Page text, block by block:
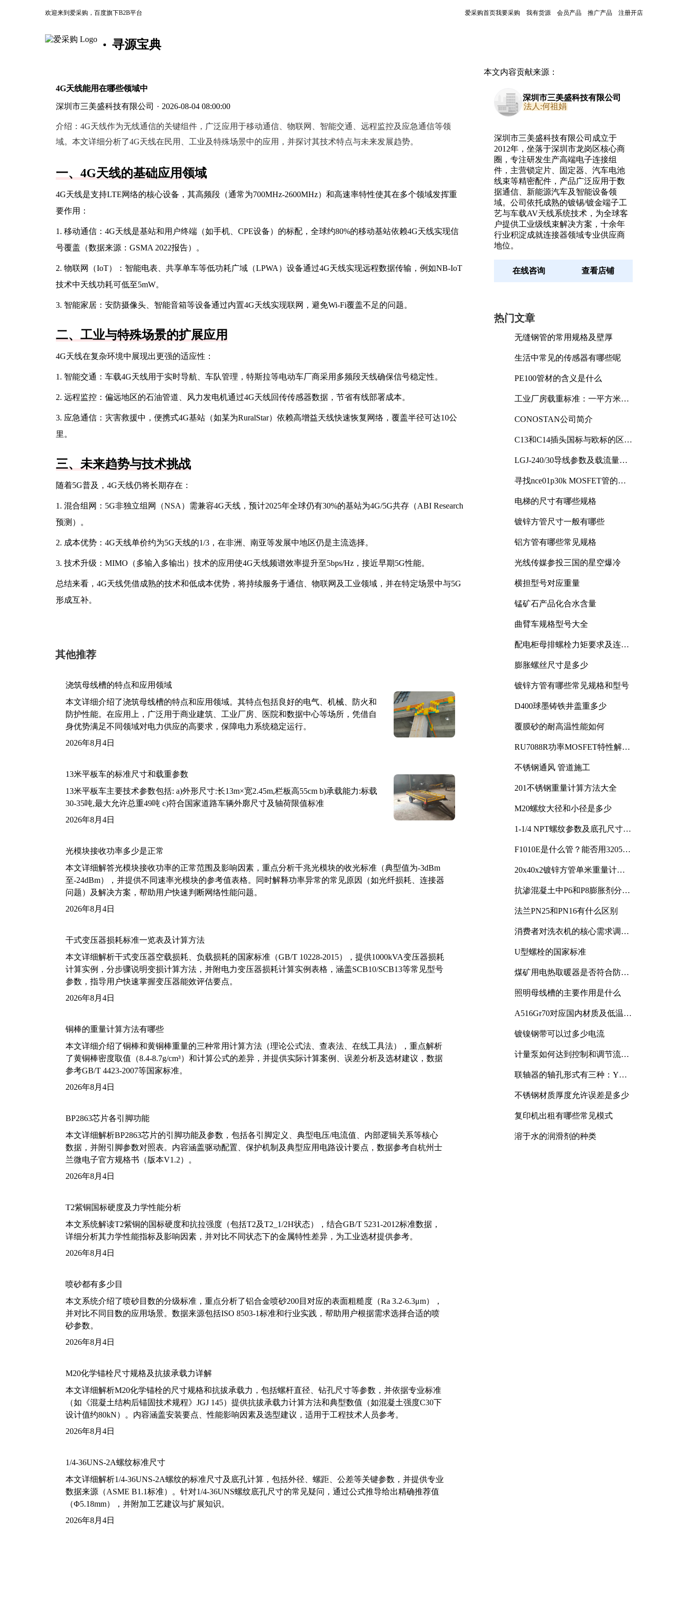
欢迎来到爱采购，百度旗下B2B平台 爱采购首页我要采购 我有货源 会员产品 推广产品 注册开店
寻源宝典
4G天线能用在哪些领域中
深圳市三美盛科技有限公司 · 2026-08-04 08:00:00
介绍： 4G天线作为无线通信的关键组件，广泛应用于移动通信、物联网、智能交通、远程监控及应急通信等领
域。本文详细分析了4G天线在民用、工业及特殊场景中的应用，并探讨其技术特点与未来发展趋势。
一、4G天线的基础应用领域
4G天线是支持LTE网络的核心设备，其高频段（通常为700MHz-2600MHz）和高速率特性使其在多个领域发挥重
要作用：
1. 移动通信：4G天线是基站和用户终端（如手机、CPE设备）的标配，全球约80%的移动基站依赖4G天线实现信
号覆盖（数据来源：GSMA 2022报告）。
2. 物联网（IoT）：智能电表、共享单车等低功耗广域（LPWA）设备通过4G天线实现远程数据传输，例如NB-IoT
技术中天线功耗可低至5mW。
3. 智能家居：安防摄像头、智能音箱等设备通过内置4G天线实现联网，避免Wi-Fi覆盖不足的问题。
二、工业与特殊场景的扩展应用
4G天线在复杂环境中展现出更强的适应性：
1. 智能交通：车载4G天线用于实时导航、车队管理，特斯拉等电动车厂商采用多频段天线确保信号稳定性。
2. 远程监控：偏远地区的石油管道、风力发电机通过4G天线回传传感器数据，节省有线部署成本。
3. 应急通信：灾害救援中，便携式4G基站（如某为RuralStar）依赖高增益天线快速恢复网络，覆盖半径可达10公
里。
三、未来趋势与技术挑战
随着5G普及，4G天线仍将长期存在：
1. 混合组网：5G非独立组网（NSA）需兼容4G天线，预计2025年全球仍有30%的基站为4G/5G共存（ABI Research
预测）。
2. 成本优势：4G天线单价约为5G天线的1/3，在非洲、南亚等发展中地区仍是主流选择。
3. 技术升级：MIMO（多输入多输出）技术的应用使4G天线频谱效率提升至5bps/Hz，接近早期5G性能。
总结来看，4G天线凭借成熟的技术和低成本优势，将持续服务于通信、物联网及工业领域，并在特定场景中与5G
形成互补。
其他推荐
浇筑母线槽的特点和应用领域
本文详细介绍了浇筑母线槽的特点和应用领域。其特点包括良好的电气、机械、防火和
防护性能。在应用上，广泛用于商业建筑、工业厂房、医院和数据中心等场所，凭借自
身优势满足不同领域对电力供应的高要求，保障电力系统稳定运行。
2026年8月4日
13米平板车的标准尺寸和载重参数
13米平板车主要技术参数包括: a)外形尺寸:长13m×宽2.45m,栏板高55cm b)承载能力:标载
30-35吨,最大允许总重49吨 c)符合国家道路车辆外廓尺寸及轴荷限值标准
2026年8月4日
光模块接收功率多少是正常
本文详细解答光模块接收功率的正常范围及影响因素，重点分析千兆光模块的收光标准（典型值为-3dBm
至-24dBm），并提供不同速率光模块的参考值表格。同时解释功率异常的常见原因（如光纤损耗、连接器
问题）及解决方案，帮助用户快速判断网络性能问题。
2026年8月4日
干式变压器损耗标准一览表及计算方法
本文详细解析干式变压器空载损耗、负载损耗的国家标准（GB/T 10228-2015），提供1000kVA变压器损耗
计算实例，分步骤说明变损计算方法，并附电力变压器损耗计算实例表格，涵盖SCB10/SCB13等常见型号
参数，指导用户快速掌握变压器能效评估要点。
2026年8月4日
铜棒的重量计算方法有哪些
本文详细介绍了铜棒和黄铜棒重量的三种常用计算方法（理论公式法、查表法、在线工具法），重点解析
了黄铜棒密度取值（8.4-8.7g/cm³）和计算公式的差异，并提供实际计算案例、误差分析及选材建议，数据
参考GB/T 4423-2007等国家标准。
2026年8月4日
BP2863芯片各引脚功能
本文详细解析BP2863芯片的引脚功能及参数，包括各引脚定义、典型电压/电流值、内部逻辑关系等核心
数据，并附引脚参数对照表。内容涵盖驱动配置、保护机制及典型应用电路设计要点，数据参考自杭州士
兰微电子官方规格书（版本V1.2）。
2026年8月4日
T2紫铜国标硬度及力学性能分析
本文系统解读T2紫铜的国标硬度和抗拉强度（包括T2及T2_1/2H状态），结合GB/T 5231-2012标准数据，
详细分析其力学性能指标及影响因素，并对比不同状态下的金属特性差异，为工业选材提供参考。
2026年8月4日
喷砂都有多少目
本文系统介绍了喷砂目数的分级标准，重点分析了铝合金喷砂200目对应的表面粗糙度（Ra 3.2-6.3μm），
并对比不同目数的应用场景。数据来源包括ISO 8503-1标准和行业实践，帮助用户根据需求选择合适的喷
砂参数。
2026年8月4日
M20化学锚栓尺寸规格及抗拔承载力详解
本文详细解析M20化学锚栓的尺寸规格和抗拔承载力，包括螺杆直径、钻孔尺寸等参数，并依据专业标准
（如《混凝土结构后锚固技术规程》JGJ 145）提供抗拔承载力计算方法和典型数值（如混凝土强度C30下
设计值约80kN）。内容涵盖安装要点、性能影响因素及选型建议，适用于工程技术人员参考。
2026年8月4日
1/4-36UNS-2A螺纹标准尺寸
本文详细解析1/4-36UNS-2A螺纹的标准尺寸及底孔计算，包括外径、螺距、公差等关键参数，并提供专业
数据来源（ASME B1.1标准）。针对1/4-36UNS螺纹底孔尺寸的常见疑问，通过公式推导给出精确推荐值
（Φ5.18mm），并附加工艺建议与扩展知识。
2026年8月4日
本文内容贡献来源：
深圳市三美盛科技有限公司
法人:何祖娟
深圳市三美盛科技有限公司成立于
2012年，坐落于深圳市龙岗区核心商
圈，专注研发生产高端电子连接组
件，主营锁定片、固定器、汽车电池
线束等精密配件，产品广泛应用于数
据通信、新能源汽车及智能设备领
域。公司依托成熟的镀锡/镀金端子工
艺与车载AV天线系统技术，为全球客
户提供工业级线束解决方案，十余年
行业积淀成就连接器领域专业供应商
地位。
在线咨询 查看店铺
热门文章
无缝钢管的常用规格及壁厚
生活中常见的传感器有哪些呢
PE100管材的含义是什么
工业厂房载重标准：一平方米能
CONOSTAN公司简介
C13和C14插头国标与欧标的区别
LGJ-240/30导线参数及载流量解
寻找nce01p30k MOSFET管的合
电梯的尺寸有哪些规格
镀锌方管尺寸一般有哪些
铝方管有哪些常见规格
光线传媒参投三国的星空爆冷
横担型号对应重量
锰矿石产品化合水含量
曲臂车规格型号大全
配电柜母排螺栓力矩要求及连接
膨胀螺丝尺寸是多少
镀锌方管有哪些常见规格和型号
D400球墨铸铁井盖重多少
覆膜砂的耐高温性能如何
RU7088R功率MOSFET特性解析
不锈钢通风 管道施工
201不锈钢重量计算方法大全
M20螺纹大径和小径是多少
1-1/4 NPT螺纹参数及底孔尺寸详
F1010E是什么管？能否用3205或
20x40x2镀锌方管单米重量计算
抗渗混凝土中P6和P8膨胀剂分别
法兰PN25和PN16有什么区别
消费者对洗衣机的核心需求调研
U型螺栓的国家标准
煤矿用电热取暖器是否符合防爆
照明母线槽的主要作用是什么
A516Gr70对应国内材质及低温冲
镀镍钢带可以过多少电流
计量泵如何达到控制和调节流量
联轴器的轴孔形式有三种：Y
不锈钢材质厚度允许误差是多少
复印机出租有哪些常见模式
溶于水的润滑剂的种类